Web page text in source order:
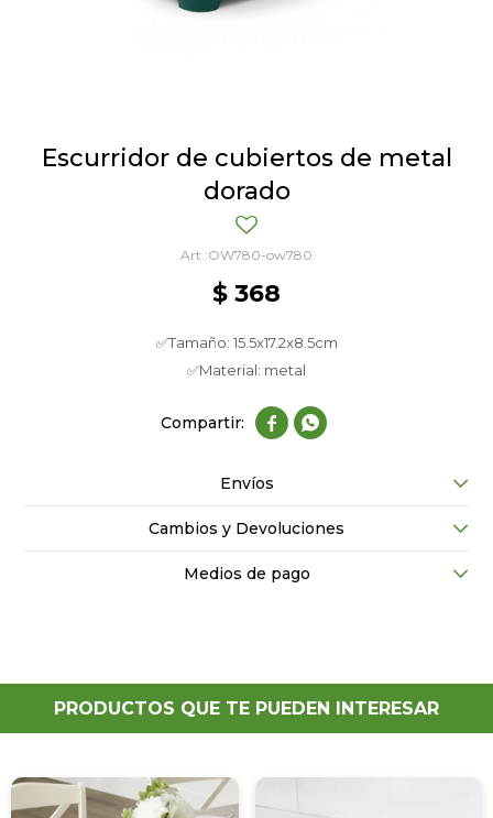
Escurridor de cubiertos de metal
dorado
OW780-ow780
$ 368
✅Tamaño: 15.5x17.2x8.5cm
✅Material: metal
 
Envíos
Cambios y Devoluciones
Medios de pago
PRODUCTOS QUE TE PUEDEN INTERESAR